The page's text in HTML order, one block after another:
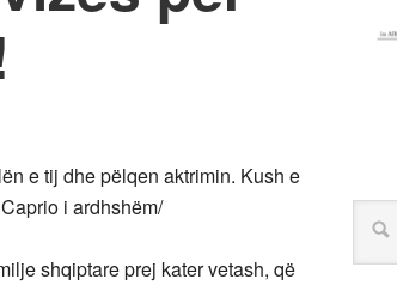
e tij dhe pëlqen aktrimin. Kush e
i ardhshëm/
shqiptare prej kater vetash, që